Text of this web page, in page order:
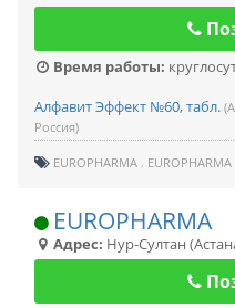
Время работы:
Алфавит Эффект №60, табл.
Россия)
EUROPHARMA
EUROPHARMA
Адрес: Нур-Султан